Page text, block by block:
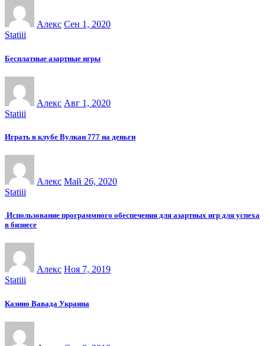
Алекс Сен 1, 2020
Statiii
Бесплатные азартные игры
Алекс Авг 1, 2020
Statiii
Играть в клубе Вулкан 777 на деньги
Алекс Май 26, 2020
Statiii
Использование программного обеспечения для азартных игр для успеха
в бизнесе
Алекс Ноя 7, 2019
Statiii
Казино Вавада Украина